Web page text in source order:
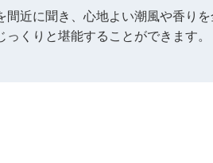
間近に聞き、心地よい潮風や香り
っくりと堪能することができます。